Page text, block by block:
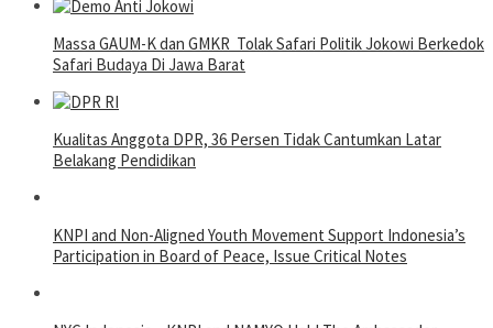
Massa GAUM-K dan GMKR Tolak Safari Politik Jokowi Berkedok
Safari Budaya Di Jawa Barat
Kualitas Anggota DPR, 36 Persen Tidak Cantumkan Latar
Belakang Pendidikan
KNPI and Non-Aligned Youth Movement Support Indonesia’s
Participation in Board of Peace, Issue Critical Notes